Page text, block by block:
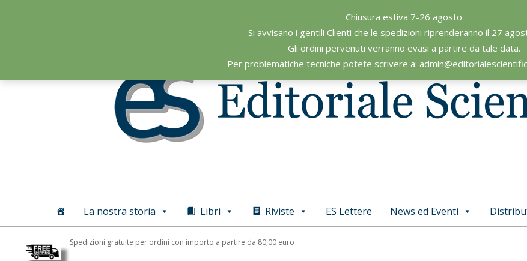
Chiusura estiva 7-26 agosto
Si avvisano i gentili Clienti che le spedizioni riprenderanno il 27
Gli ordini pervenuti verranno evasi a partire da tale data.
Per problematiche tecniche potete scrivere a:
Editoriale
Scientifica
Primary
La nostra storia Libri Riviste ES Lettere News ed Eventi
Spedizioni gratuite per ordini con importo a partire da 80,00 euro